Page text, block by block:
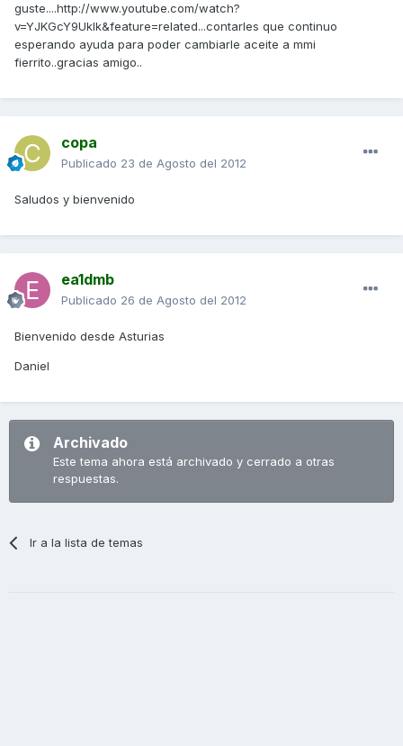
guste....http://www.youtube.com/watch?
v=YJKGcY9Uklk&feature=related...contarles que continuo
esperando ayuda para poder cambiarle aceite a mmi
fierrito..gracias amigo..
copa
Publicado 23 de Agosto del 2012
Saludos y bienvenido
ea1dmb
Publicado 26 de Agosto del 2012
Bienvenido desde Asturias
Daniel
Archivado
Este tema ahora está archivado y cerrado a otras
respuestas.
Ir a la lista de temas